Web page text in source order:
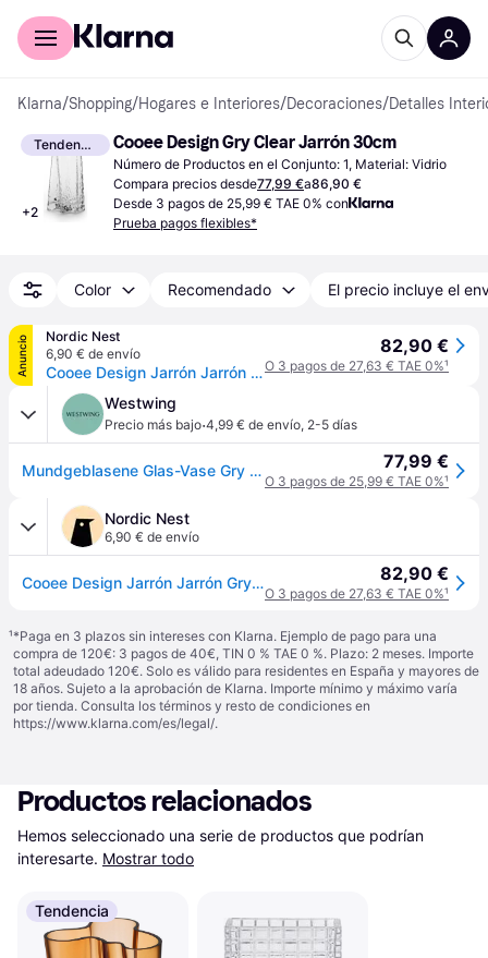
Comprar con Klarna
Klarna/Shopping/Hogares e Interiores/Decoraciones/Detalles
Tendencia
+2
Cooee Design Gry Clear Jarrón 30cm
Número de Productos en el Conjunto: 1, Material: Vidrio
Compara precios desde77,99 €a86,90 €
Desde 3 pagos de 25,99 € TAE 0% con
Prueba pagos flexibles*
Color Recomendado El precio incluye el
Anuncio
Nordic Nest
6,90 € de envío
Cooee Design Jarrón Jarrón Gry 30 cm
82,90 €
O 3 pagos de 27,63 € TAE 0%¹
Westwing
Precio más bajo·4,99 € de envío, 2-5 días
Mundgeblasene Glas-Vase Gry mit strukturierter Oberfläche, H 30 cm 77,99 €
O 3 pagos de 25,99 € TAE 0%¹
Nordic Nest
6,90 € de envío
Cooee Design Jarrón Jarrón Gry 30 cm 82,90 €
O 3 pagos de 27,63 € TAE 0%¹
¹*Paga en 3 plazos sin intereses con Klarna. Ejemplo de pago para una
compra de 120€: 3 pagos de 40€, TIN 0 % TAE 0 %. Plazo: 2 meses. Importe
total adeudado 120€. Solo es válido para residentes en España y mayores de
18 años. Sujeto a la aprobación de Klarna. Importe mínimo y máximo varía
por tienda. Consulta los términos y resto de condiciones en
https://www.klarna.com/es/legal/.
Productos relacionados
Hemos seleccionado una serie de productos que podrían
interesarte. Mostrar todo
Tendencia